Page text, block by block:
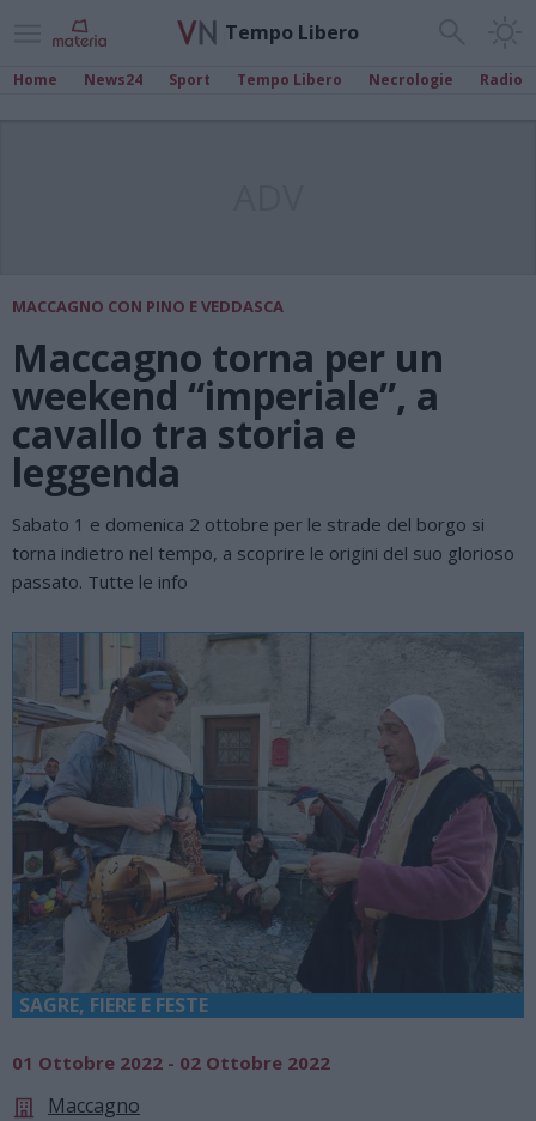
Tempo Libero
Home News24 Sport Tempo Libero Necrologie Radio
MACCAGNO CON PINO E VEDDASCA
Maccagno torna per un
weekend “imperiale”, a
cavallo tra storia e
leggenda
Sabato 1 e domenica 2 ottobre per le strade del borgo si
torna indietro nel tempo, a scoprire le origini del suo glorioso
passato. Tutte le info
SAGRE, FIERE E FESTE
01 Ottobre 2022 - 02 Ottobre 2022
Maccagno